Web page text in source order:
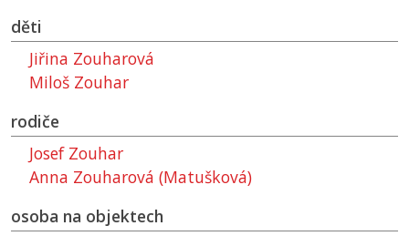
děti
Jiřina Zouharová
Miloš Zouhar
rodiče
Josef Zouhar
Anna Zouharová (Matušková)
osoba na objektech